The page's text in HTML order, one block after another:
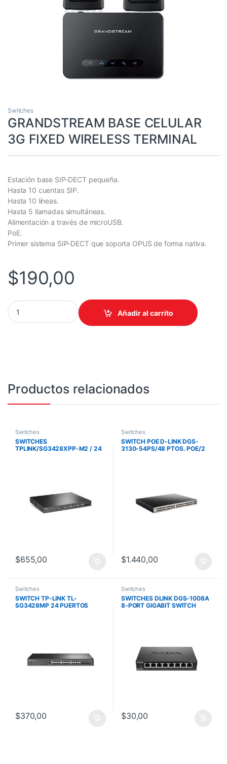
Switches
GRANDSTREAM BASE CELULAR
3G FIXED WIRELESS TERMINAL
Estación base SIP-DECT pequeña.
Hasta 10 cuentas SIP.
Hasta 10 líneas.
Hasta 5 llamadas simultáneas.
Alimentación a través de microUSB.
PoE.
Primer sistema SIP-DECT que soporta OPUS de forma nativa.
$190,00
GRANDSTREAM BASE CELULAR 3G FIXED WIRELESS
Añadir al carrito
Productos relacionados
Switches
SWITCHES
TPLINK/SG3428XPP-M2 / 24
$655,00
Switches
SWITCH POE D-LINK DGS-
3130-54PS/48 PTOS. POE/2
$1.440,00
Switches
SWITCH TP-LINK TL-
SG3428MP 24 PUERTOS
$370,00
Switches
SWITCHES DLINK DGS-1008A
8-PORT GIGABIT SWITCH
$30,00